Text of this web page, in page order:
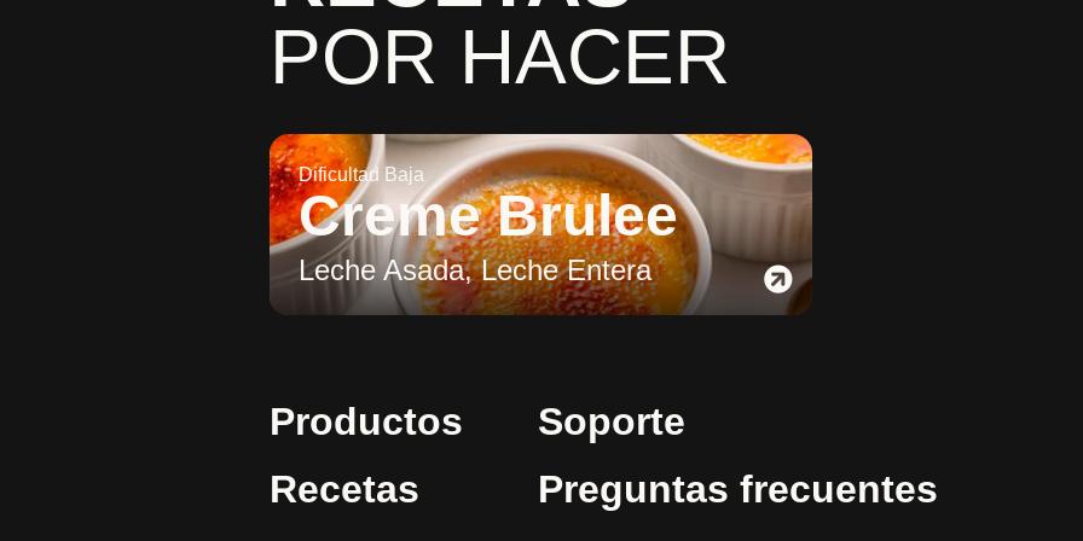
POR HACER
Dificultad Baja
Creme Brulee
Leche Asada, Leche Entera
Productos
Recetas
Soporte
Preguntas frecuentes